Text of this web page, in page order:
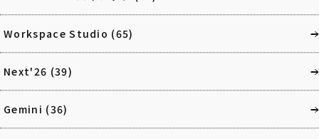
Workspace Studio (65)
Next'26 (39)
Gemini (36)